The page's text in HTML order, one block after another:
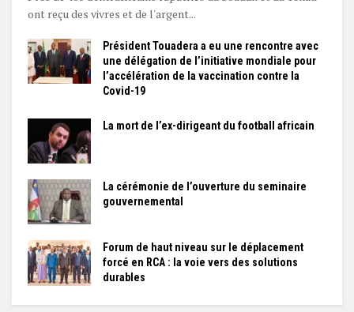
ont reçu des vivres et de l'argent...
Président Touadera a eu une rencontre avec
une délégation de l’initiative mondiale pour
l’accélération de la vaccination contre la
Covid-19
La mort de l’ex-dirigeant du football africain
La cérémonie de l’ouverture du seminaire
gouvernemental
Forum de haut niveau sur le déplacement
forcé en RCA : la voie vers des solutions
durables